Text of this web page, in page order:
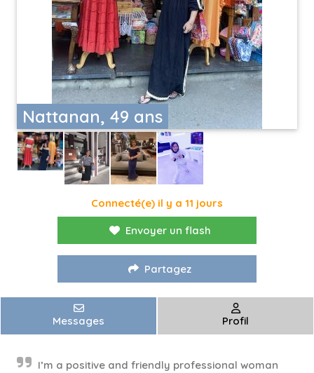
Nattanan, 49 ans
Connecté(e) il y a 11 jours
Envoyer un flash
Partagez
Messages Profil
I’m a positive and friendly professional woman